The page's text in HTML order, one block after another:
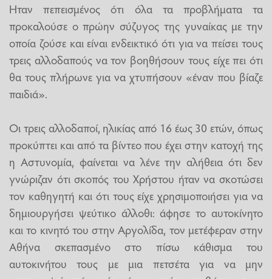
Ηταν πεπεισμένος ότι όλα τα προβλήματα τα
προκαλούσε ο πρώην σύζυγος της γυναίκας με την
οποία ζούσε και είναι ενδεικτικό ότι για να πείσει τους
τρεις αλλοδαπούς να τον βοηθήσουν τους είχε πει ότι
θα τους πλήρωνε για να χτυπήσουν «έναν που βίαζε
παιδιά».
Οι τρεις αλλοδαποί, ηλικίας από 16 έως 30 ετών, όπως
προκύπτει και από τα βίντεο που έχει στην κατοχή της
η Αστυνομία, φαίνεται να λένε την αλήθεια ότι δεν
γνώριζαν ότι σκοπός του Χρήστου ήταν να σκοτώσει
τον καθηγητή και ότι τους είχε χρησιμοποιήσει για να
δημιουργήσει ψεύτικο άλλοθι: άφησε το αυτοκίνητο
και το κινητό του στην Αργολίδα, τον μετέφεραν στην
Αθήνα σκεπασμένο στο πίσω κάθισμα του
αυτοκινήτου τους με μια πετσέτα για να μην